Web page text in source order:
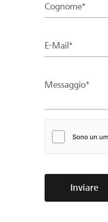
Cognome*
E-Mail*
Messaggio*
Inviare